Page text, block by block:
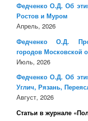
Федченко О.Д. Об
Ростов и Муром
Апрель, 2026
Федченко О.Д.
городов Московской
Июль, 2026
Федченко О.Д. Об
Углич, Рязань,
Август, 2026
Статьи в журнале